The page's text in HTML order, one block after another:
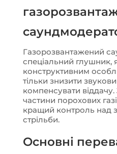
Газорозвантажений
спеціальний глушник,
конструктивним
тільки знизити
компенсувати
частини порохових
кращий контроль над
стрільби.
Основні